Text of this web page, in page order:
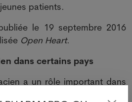
patients.
le 19 septembre 2016
Open Heart.
dans certains pays
a un rôle important dans